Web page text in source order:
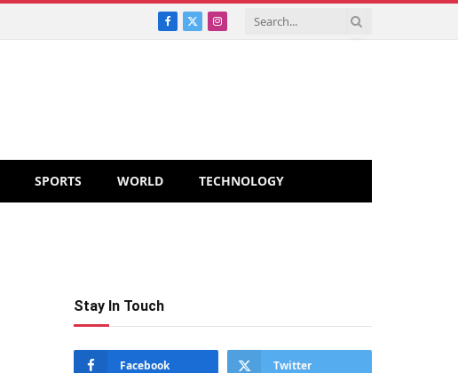
Facebook
X
Instagram
SPORTS WORLD TECHNOLOGY
Stay In Touch
Facebook Twitter